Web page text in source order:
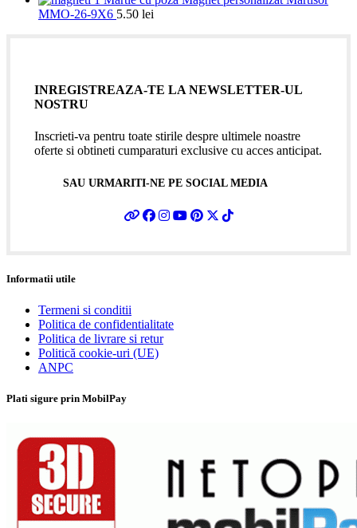
MMO-26-9X6 5.50 lei
INREGISTREAZA-TE LA NEWSLETTER-UL
NOSTRU
Inscrieti-va pentru toate stirile despre ultimele noastre
oferte si obtineti cumparaturi exclusive cu acces anticipat.
SAU URMARITI-NE PE SOCIAL MEDIA
Informatii utile
Termeni si conditii
Politica de confidentialitate
Politica de livrare si retur
Politică cookie-uri (UE)
ANPC
Plati sigure prin MobilPay